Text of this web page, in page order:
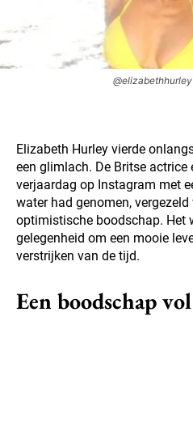
Elizabeth Hurley vierde
een glimlach. De Britse actrice
verjaardag op Instagram met
water had genomen,
optimistische boodschap. Het
gelegenheid om een mooie
verstrijken van de tijd.
Een boodschap